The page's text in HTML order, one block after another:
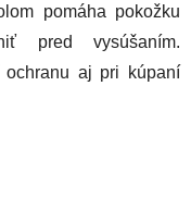
pomáha pokožku
pred vysúšaním.
ochranu aj pri kúpaní